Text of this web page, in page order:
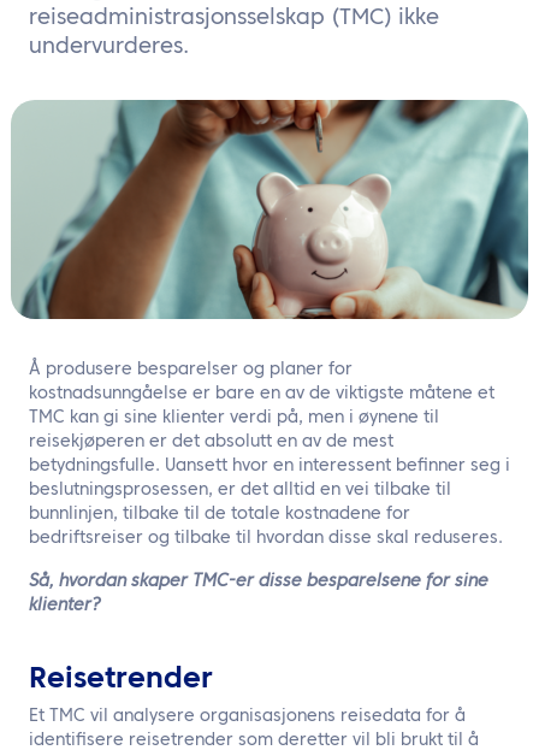
reiseadministrasjonsselskap (TMC) ikke
undervurderes.
Å produsere besparelser og planer for
kostnadsunngåelse er bare en av de viktigste måtene et
TMC kan gi sine klienter verdi på, men i øynene til
reisekjøperen er det absolutt en av de mest
betydningsfulle. Uansett hvor en interessent befinner seg i
beslutningsprosessen, er det alltid en vei tilbake til
bunnlinjen, tilbake til de totale kostnadene for
bedriftsreiser og tilbake til hvordan disse skal reduseres.
Så, hvordan skaper TMC-er disse besparelsene for sine
klienter?
Reisetrender
Et TMC vil analysere organisasjonens reisedata for å
identifisere reisetrender som deretter vil bli brukt til å